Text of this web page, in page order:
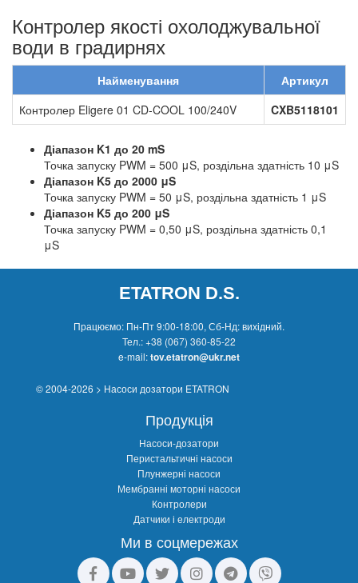
Контролер якості охолоджувальної
води в градирнях
Найменування
Артикул
Контролер Eligere 01 CD-COOL 100/240V
CXB5118101
Діапазон K1 до 20 mS
Точка запуску PWM = 500 μS, роздільна здатність 10 μS
Діапазон K5 до 2000 μS
Точка запуску PWM = 50 μS, роздільна здатність 1 μS
Діапазон K5 до 200 μS
Точка запуску PWM = 0,50 μS, роздільна здатність 0,1
μS
ETATRON D.S.
Працюємо: Пн-Пт 9:00-18:00, Сб-Нд: вихідний.
Тел.:+38 (067) 360-85-22
e-mail:tov.etatron@ukr.net
© 2004-2026 > Насоси дозатори ETATRON
Продукція
Насоси-дозатори
Перистальтичні насоси
Плунжерні насоси
Мембранні моторні насоси
Контролери
Датчики і електроди
Ми в соцмережах